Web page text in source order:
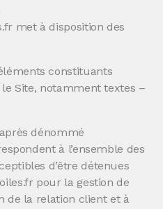
met à disposition des
constituants
Site, notamment textes –
dénommé
à l’ensemble des
d’être détenues
pour la gestion de
de la relation client et à